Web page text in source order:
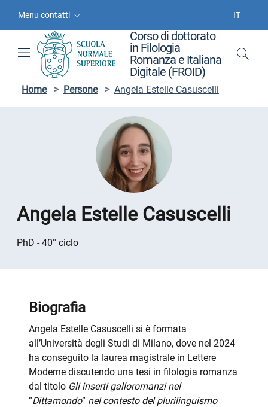
Menu contatti IT
Corso di dottorato
in Filologia
Romanza e Italiana
Digitale (FROID)
Home > Persone > Angela Estelle Casuscelli
Angela Estelle Casuscelli
PhD - 40° ciclo
Biografia
Angela Estelle Casuscelli si è formata
all’Università degli Studi di Milano, dove nel 2024
ha conseguito la laurea magistrale in Lettere
Moderne discutendo una tesi in filologia romanza
dal titolo Gli inserti galloromanzi nel
“Dittamondo” nel contesto del plurilinguismo